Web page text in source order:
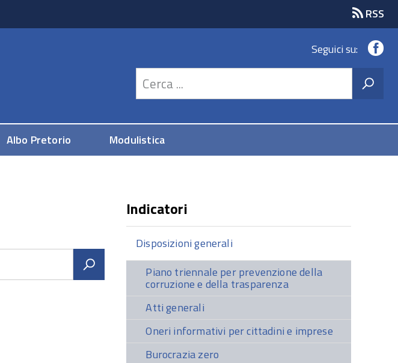
RSS
Seguici su:
Albo Pretorio
Modulistica
Indicatori
Disposizioni generali
Piano triennale per prevenzione della
corruzione e della trasparenza
Atti generali
Oneri informativi per cittadini e imprese
Burocrazia zero